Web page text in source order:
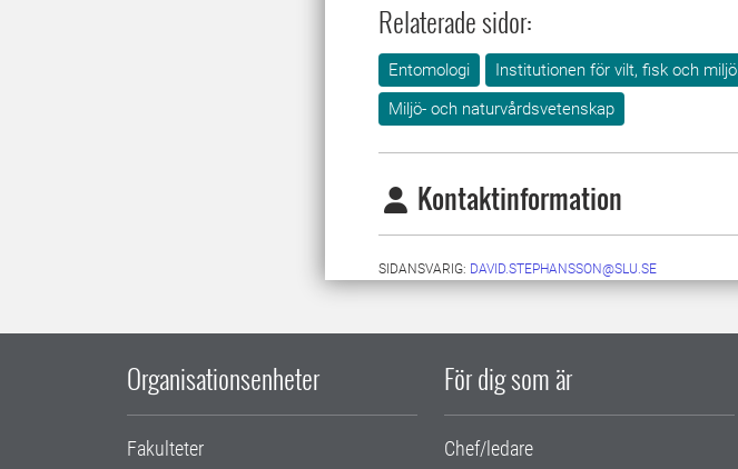
Relaterade sidor:
Entomologi Institutionen för vilt, fisk och miljö
Miljö- och naturvårdsvetenskap
Kontaktinformation
SIDANSVARIG: DAVID.STEPHANSSON@SLU.SE
Organisationsenheter
Fakulteter
För dig som är
Chef/ledare